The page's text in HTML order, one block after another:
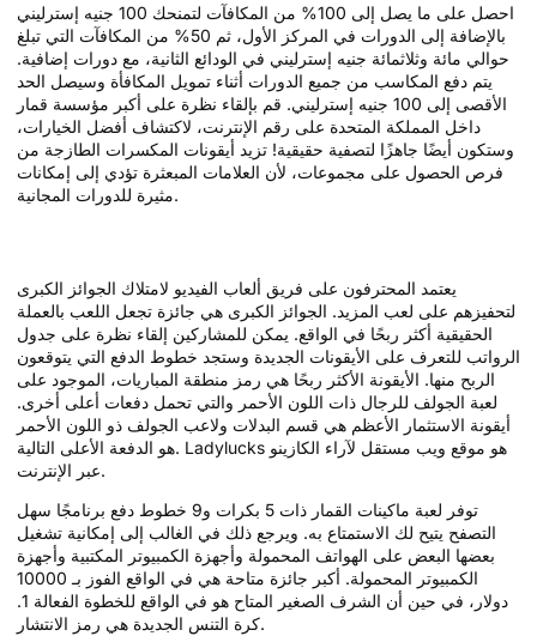
احصل على ما يصل إلى 100% من المكافآت لتمنحك 100 جنيه إسترليني
بالإضافة إلى الدورات في المركز الأول، ثم 50% من المكافآت التي تبلغ
حوالي مائة وثلاثمائة جنيه إسترليني في الودائع الثانية، مع دورات إضافية.
يتم دفع المكاسب من جميع الدورات أثناء تمويل المكافأة وسيصل الحد
الأقصى إلى 100 جنيه إسترليني. قم بإلقاء نظرة على أكبر مؤسسة قمار
داخل المملكة المتحدة على رقم الإنترنت، لاكتشاف أفضل الخيارات،
وستكون أيضًا جاهزًا لتصفية حقيقية! تزيد أيقونات المكسرات الطازجة من
فرص الحصول على مجموعات، لأن العلامات المبعثرة تؤدي إلى إمكانات
مثيرة للدورات المجانية.
يعتمد المحترفون على فريق ألعاب الفيديو لامتلاك الجوائز الكبرى
لتحفيزهم على لعب المزيد. الجوائز الكبرى هي جائزة تجعل اللعب بالعملة
الحقيقية أكثر ربحًا في الواقع. يمكن للمشاركين إلقاء نظرة على جدول
الرواتب للتعرف على الأيقونات الجديدة وستجد خطوط الدفع التي يتوقعون
الربح منها. الأيقونة الأكثر ربحًا هي رمز منطقة المباريات، الموجود على
لعبة الجولف للرجال ذات اللون الأحمر والتي تحمل دفعات أعلى أخرى.
أيقونة الاستثمار الأعظم هي قسم البدلات ولاعب الجولف ذو اللون الأحمر
هو الدفعة الأعلى التالية. Ladylucks هو موقع ويب مستقل لآراء الكازينو
عبر الإنترنت.
توفر لعبة ماكينات القمار ذات 5 بكرات و9 خطوط دفع برنامجًا سهل
التصفح يتيح لك الاستمتاع به. ويرجع ذلك في الغالب إلى إمكانية تشغيل
بعضها البعض على الهواتف المحمولة وأجهزة الكمبيوتر المكتبية وأجهزة
الكمبيوتر المحمولة. أكبر جائزة متاحة هي في الواقع الفوز بـ 10000
دولار، في حين أن الشرف الصغير المتاح هو في الواقع للخطوة الفعالة 1.
كرة التنس الجديدة هي رمز الانتشار.